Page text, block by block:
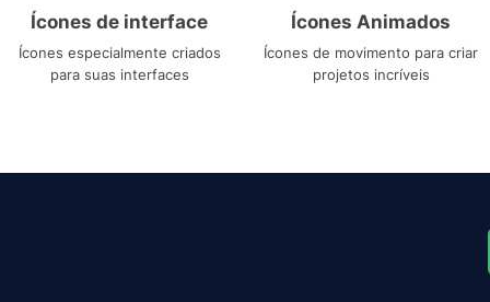
Ícones de interface
Ícones especialmente criados
para suas interfaces
Ícones Animados
Ícones de movimento para criar
projetos incríveis